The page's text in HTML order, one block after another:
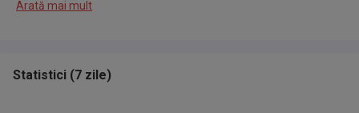
INKLUSIVE
Arată mai mult
Statistici (7 zile)